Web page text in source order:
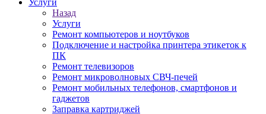
Услуги
Назад
Услуги
Ремонт компьютеров и ноутбуков
Подключение и настройка принтера этикеток к
ПК
Ремонт телевизоров
Ремонт микроволновых СВЧ-печей
Ремонт мобильных телефонов, смартфонов и
гаджетов
Заправка картриджей